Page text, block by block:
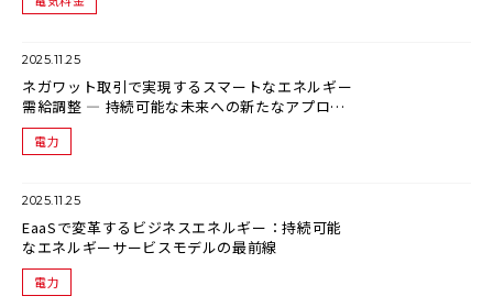
2025.11.25
ネガワット取引で実現するスマートなエネルギー
需給調整 ― 持続可能な未来への新たなアプロー
チ
電力
2025.11.25
EaaSで変革するビジネスエネルギー：持続可能
なエネルギーサービスモデルの最前線
電力